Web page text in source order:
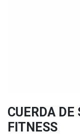
CUERDA DE
FITNESS